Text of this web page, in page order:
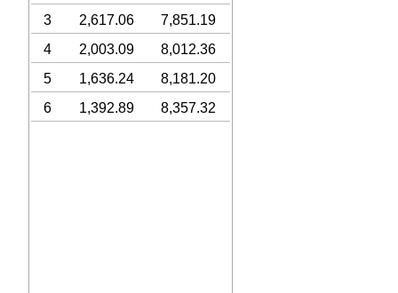
3
2,617.06
7,851.19
4
2,003.09
8,012.36
5
1,636.24
8,181.20
6
1,392.89 8,357.32